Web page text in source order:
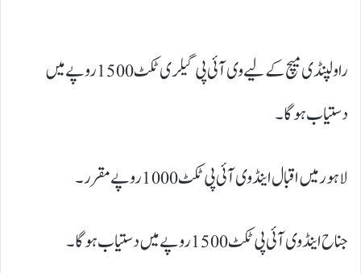
راولپنڈی میچ کے لیے وی آئی پی گیلری ٹکٹ 1500 روپے میں
دستیاب ہوگا۔
لاہور میں اقبال اینڈ وی آئی پی ٹکٹ 1000 روپے مقرر۔
جناح اینڈ وی آئی پی ٹکٹ 1500 روپے میں دستیاب ہوگا۔